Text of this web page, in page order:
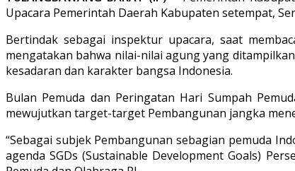
Upacara Pemerintah Daerah Kabupaten setempat,
Bertindak sebagai inspektur upacara, saat
mengatakan bahwa nilai-nilai agung yang
kesadaran dan karakter bangsa Indonesia.
Bulan Pemuda dan Peringatan Hari Sumpah
mewujutkan target-target Pembangunan jangka
“Sebagai subjek Pembangunan sebagian pemuda
agenda SGDs (Sustainable Development Goals)